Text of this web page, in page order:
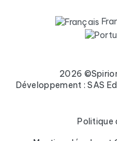
2026
Développement : SAS
Politique